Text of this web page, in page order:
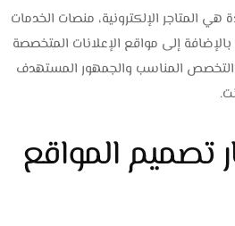
هي المتاجر الإلكترونية، منصات الخدمات
بالإضافة إلى مواقع الإعلانات المتخصصة
التخصص المناسب والجمهور المستهدف
المواقع